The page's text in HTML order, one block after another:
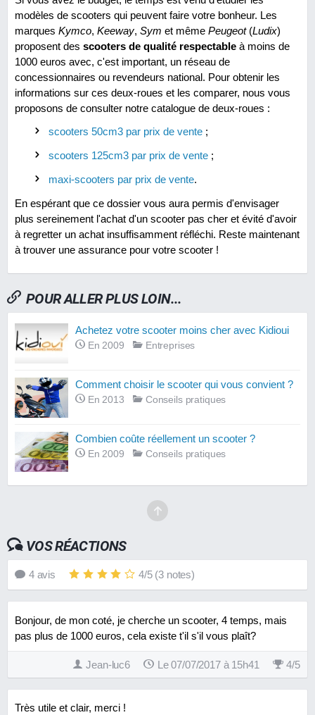
modèles de scooters qui peuvent faire votre bonheur. Les
marques Kymco, Keeway, Sym et même Peugeot(Ludix)
proposent des scooters de qualité respectable à moins de
1000 euros avec, c'est important, un réseau de
concessionnaires ou revendeurs national. Pour obtenir les
informations sur ces deux-roues et les comparer, nous vous
proposons de consulter notre catalogue de deux-roues :
scooters 50cm3 par prix de vente ;
scooters 125cm3 par prix de vente ;
maxi-scooters par prix de vente.
En espérant que ce dossier vous aura permis d'envisager
plus sereinement l'achat d'un scooter pas cher et évité d'avoir
à regretter un achat insuffisamment réfléchi. Reste maintenant
à trouver une assurance pour votre scooter !
POUR ALLER PLUS LOIN...
Achetez votre scooter moins cher avec Kidioui
En 2009 Entreprises
Comment choisir le scooter qui vous convient ?
En 2013 Conseils pratiques
Combien coûte réellement un scooter ?
En 2009 Conseils pratiques
VOS RÉACTIONS
4avis 4/5(3 notes)
Bonjour, de mon coté, je cherche un scooter, 4 temps, mais
pas plus de 1000 euros, cela existe t'il s'il vous plaît?
Jean-luc6 Le 07/07/2017 à 15h41 4/5
Très utile et clair, merci !